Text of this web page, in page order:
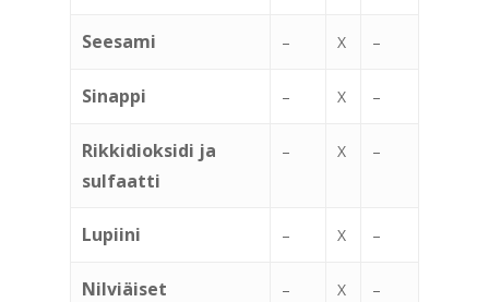
Seesami – X –
Sinappi – X –
Rikkidioksidi ja
sulfaatti
– X –
Lupiini – X –
Nilviäiset – X –